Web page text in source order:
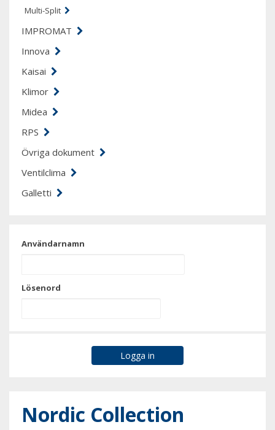
Multi-Split
IMPROMAT
Innova
Kaisai
Klimor
Midea
RPS
Övriga dokument
Ventilclima
Galletti
Användarnamn
Lösenord
Nordic Collection